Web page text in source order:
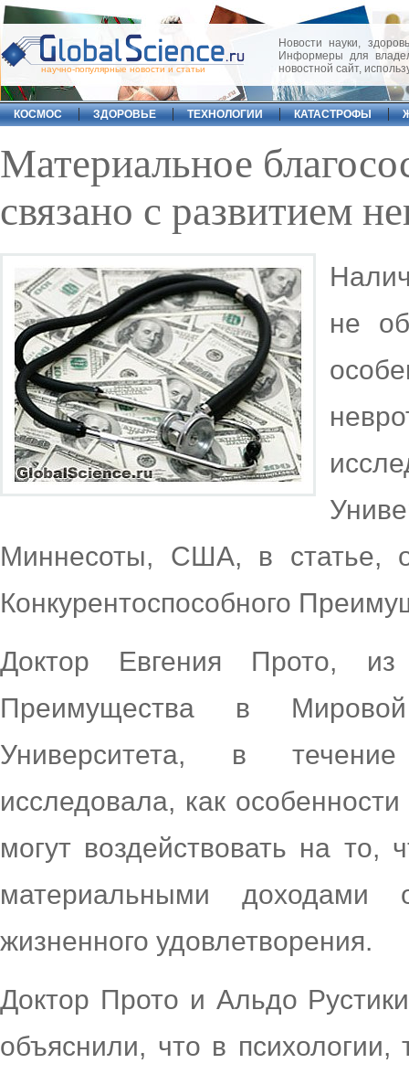
научно-популярные новости и статьи
Новости науки,
Информеры для
новостной сайт,
КОСМОС ЗДОРОВЬЕ ТЕХНОЛОГИИ КАТАСТРОФЫ
Материальное
связано с развитием
не
Миннесоты, США, в статье,
Конкурентоспособного
Доктор Евгения Прото, из
Преимущества в
Университета, в
исследовала, как особенности
могут воздействовать на то,
материальными доходами
жизненного удовлетворения.
Доктор Прото и Альдо
объяснили, что в